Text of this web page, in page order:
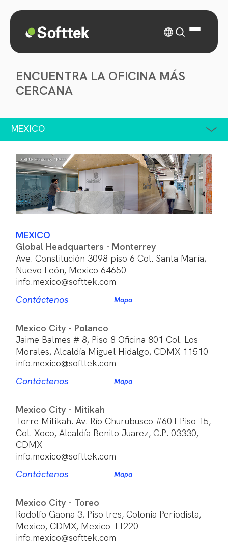
ENCUENTRA LA OFICINA MÁS
CERCANA
MEXICO
MEXICO
Global Headquarters - Monterrey
Ave. Constitución 3098 piso 6 Col. Santa María,
Nuevo León, Mexico 64650
info.mexico@softtek.com
Contáctenos
Mapa
Mexico City - Polanco
Jaime Balmes # 8, Piso 8 Oficina 801 Col. Los
Morales, Alcaldía Miguel Hidalgo, CDMX 11510
info.mexico@softtek.com
Contáctenos
Mapa
Mexico City - Mitikah
Torre Mitikah. Av. Río Churubusco #601 Piso 15,
Col. Xoco, Alcaldía Benito Juarez, C.P. 03330,
CDMX
info.mexico@softtek.com
Contáctenos
Mapa
Mexico City - Toreo
Rodolfo Gaona 3, Piso tres, Colonia Periodista,
Mexico, CDMX, Mexico 11220
info.mexico@softtek.com